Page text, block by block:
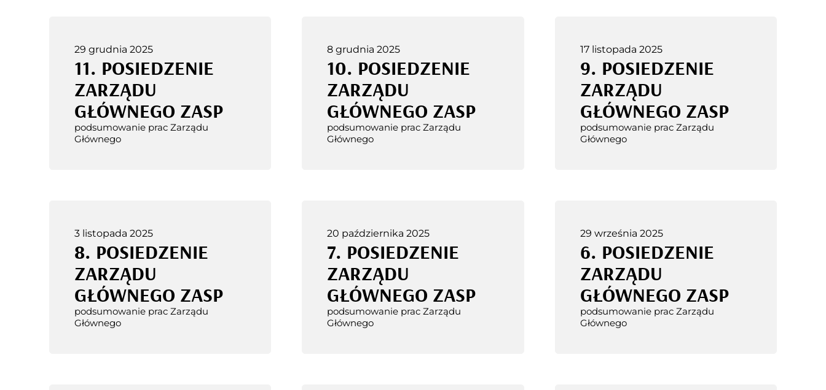
29 grudnia 2025
11. POSIEDZENIE
ZARZĄDU
GŁÓWNEGO ZASP
podsumowanie prac Zarządu
Głównego
8 grudnia 2025
10. POSIEDZENIE
ZARZĄDU
GŁÓWNEGO ZASP
podsumowanie prac Zarządu
Głównego
17 listopada 2025
9. POSIEDZENIE
ZARZĄDU
GŁÓWNEGO ZASP
podsumowanie prac Zarządu
Głównego
3 listopada 2025
8. POSIEDZENIE
ZARZĄDU
GŁÓWNEGO ZASP
podsumowanie prac Zarządu
Głównego
20 października 2025
7. POSIEDZENIE
ZARZĄDU
GŁÓWNEGO ZASP
podsumowanie prac Zarządu
Głównego
29 września 2025
6. POSIEDZENIE
ZARZĄDU
GŁÓWNEGO ZASP
podsumowanie prac Zarządu
Głównego